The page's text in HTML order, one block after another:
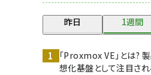
昨日 1週間
「Proxmox VE」とは?
想化基盤として注目さ